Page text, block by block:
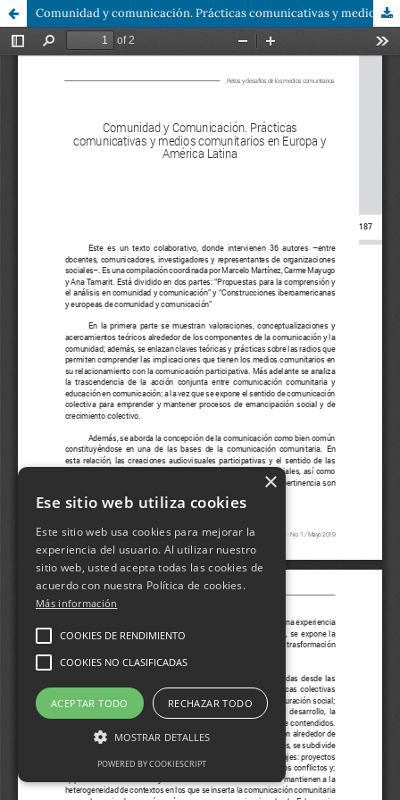
Comunidad y comunicación. Prácticas comunicativas y medios comunitarios en Europa y América Latina
×
Ese sitio web utiliza cookies
Este sitio web usa cookies para mejorar la
experiencia del usuario. Al utilizar nuestro
sitio web, usted acepta todas las cookies de
acuerdo con nuestra Política de cookies.
Más información
COOKIES DE RENDIMIENTO
COOKIES NO CLASIFICADAS
ACEPTAR TODO RECHAZAR TODO
MOSTRAR DETALLES
POWERED BY COOKIESCRIPT